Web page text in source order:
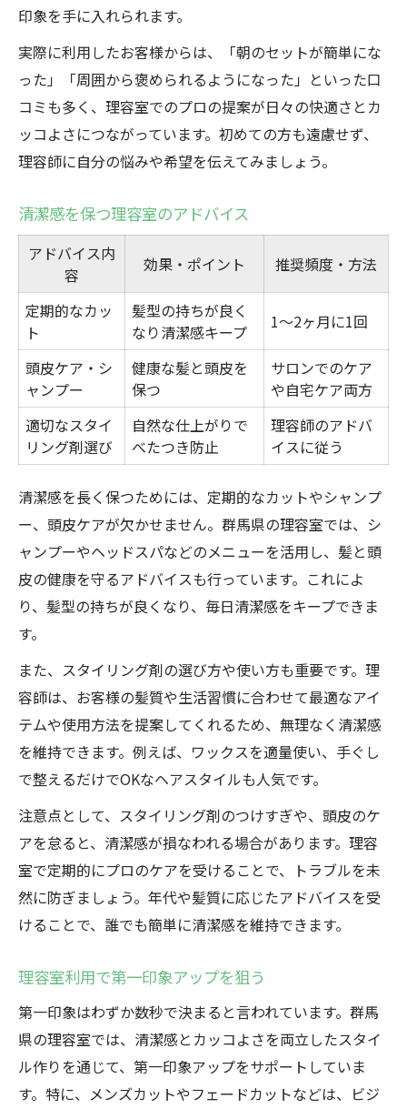
印象を手に入れられます。
実際に利用したお客様からは、「朝のセットが簡単にな
った」「周囲から褒められるようになった」といった口
コミも多く、理容室でのプロの提案が日々の快適さとカ
ッコよさにつながっています。初めての方も遠慮せず、
理容師に自分の悩みや希望を伝えてみましょう。
清潔感を保つ理容室のアドバイス
アドバイス内
容
効果・ポイント 推奨頻度・方法
定期的なカッ
ト
髪型の持ちが良く
なり清潔感キープ
1〜2ヶ月に1回
頭皮ケア・シ
ャンプー
健康な髪と頭皮を
保つ
サロンでのケア
や自宅ケア両方
適切なスタイ
リング剤選び
自然な仕上がりで
べたつき防止
理容師のアドバ
イスに従う
清潔感を長く保つためには、定期的なカットやシャンプ
ー、頭皮ケアが欠かせません。群馬県の理容室では、シ
ャンプーやヘッドスパなどのメニューを活用し、髪と頭
皮の健康を守るアドバイスも行っています。これによ
り、髪型の持ちが良くなり、毎日清潔感をキープできま
す。
また、スタイリング剤の選び方や使い方も重要です。理
容師は、お客様の髪質や生活習慣に合わせて最適なアイ
テムや使用方法を提案してくれるため、無理なく清潔感
を維持できます。例えば、ワックスを適量使い、手ぐし
で整えるだけでOKなヘアスタイルも人気です。
注意点として、スタイリング剤のつけすぎや、頭皮のケ
アを怠ると、清潔感が損なわれる場合があります。理容
室で定期的にプロのケアを受けることで、トラブルを未
然に防ぎましょう。年代や髪質に応じたアドバイスを受
けることで、誰でも簡単に清潔感を維持できます。
理容室利用で第一印象アップを狙う
第一印象はわずか数秒で決まると言われています。群馬
県の理容室では、清潔感とカッコよさを両立したスタイ
ル作りを通じて、第一印象アップをサポートしていま
す。特に、メンズカットやフェードカットなどは、ビジ